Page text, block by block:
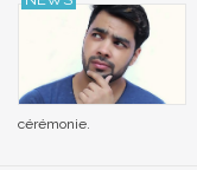
cérémonie.